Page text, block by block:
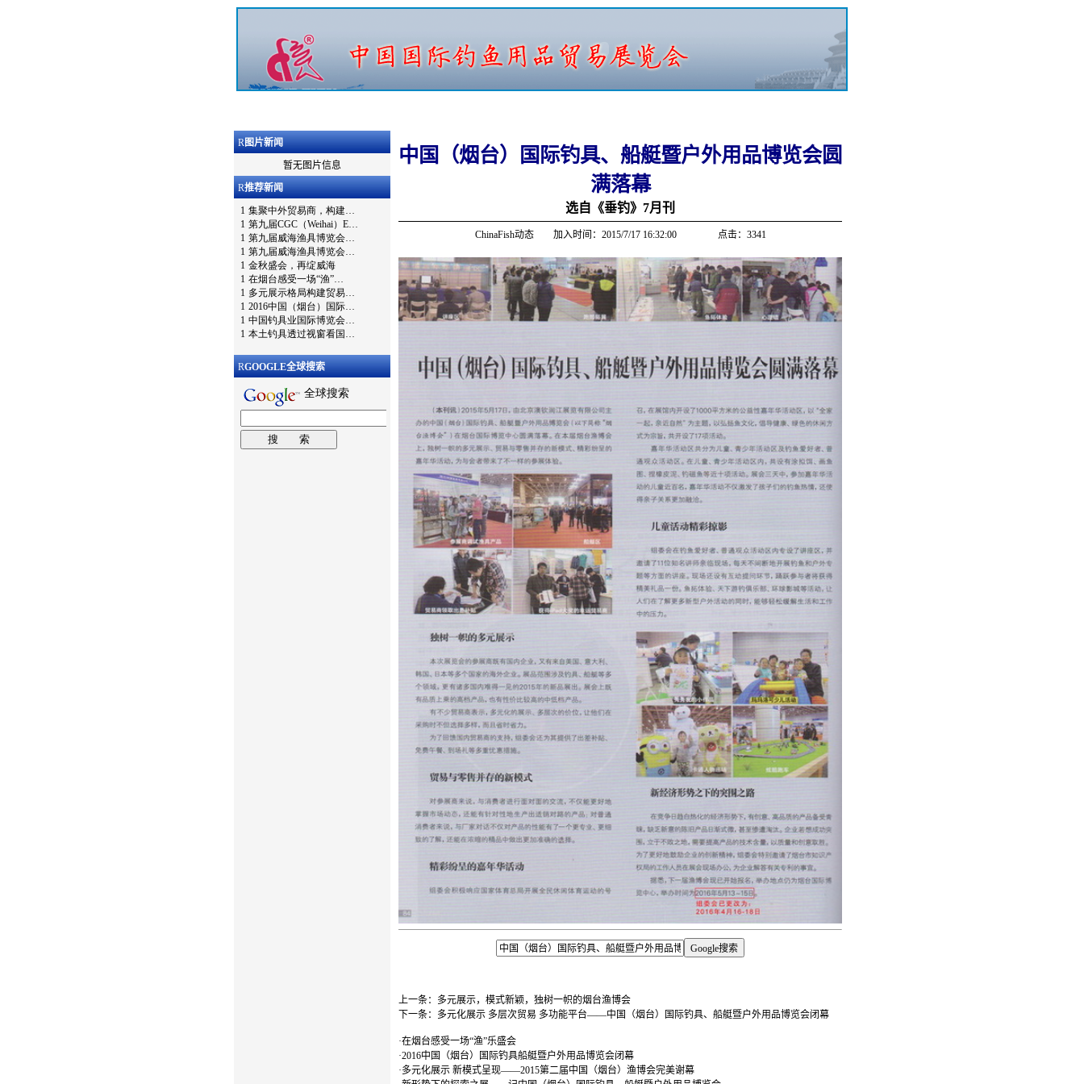
R图片新闻
暂无图片信息
R推荐新闻
RGOOGLE全球搜索
中国（烟台）国际钓具、船艇暨户外用品博览会圆
满落幕
选自《垂钓》7月刊
ChinaFish动态 加入时间：2015/7/17 16:32:00 点击：3341
上一条： 多元展示，模式新颖，独树一帜的烟台渔博会
下一条： 多元化展示 多层次贸易 多功能平台——中国（烟台）国际钓具、船艇暨户外用品博览会闭幕
·在烟台感受一场“渔”乐盛会
·2016中国（烟台）国际钓具船艇暨户外用品博览会闭幕
·多元化展示 新模式呈现——2015第二届中国（烟台）渔博会完美谢幕